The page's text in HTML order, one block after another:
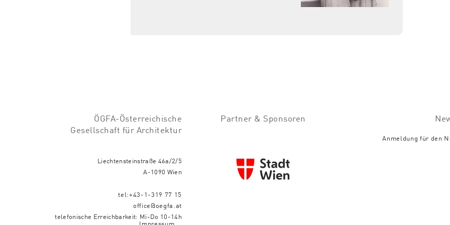
ÖGFA-Österreichische
Gesellschaft für Architektur
Liechtensteinstraße 46a/2/5
A-1090 Wien
tel:+43-1-319 77 15
office@oegfa.at
telefonische Erreichbarkeit: Mi-Do 10-14h
Partner & Sponsoren
Anmeldung für den